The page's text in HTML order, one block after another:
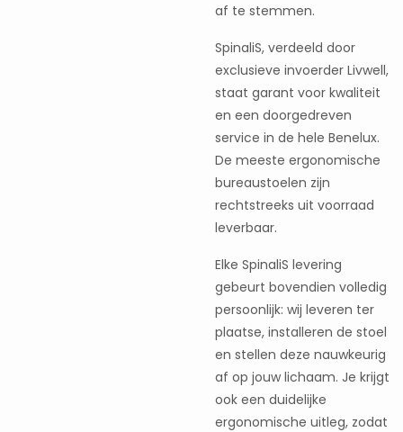
af te stemmen.
SpinaliS, verdeeld door
exclusieve invoerder Livwell,
staat garant voor kwaliteit
en een doorgedreven
service in de hele Benelux.
De meeste ergonomische
bureaustoelen zijn
rechtstreeks uit voorraad
leverbaar.
Elke SpinaliS levering
gebeurt bovendien volledig
persoonlijk: wij leveren ter
plaatse, installeren de stoel
en stellen deze nauwkeurig
af op jouw lichaam. Je krijgt
ook een duidelijke
ergonomische uitleg, zodat